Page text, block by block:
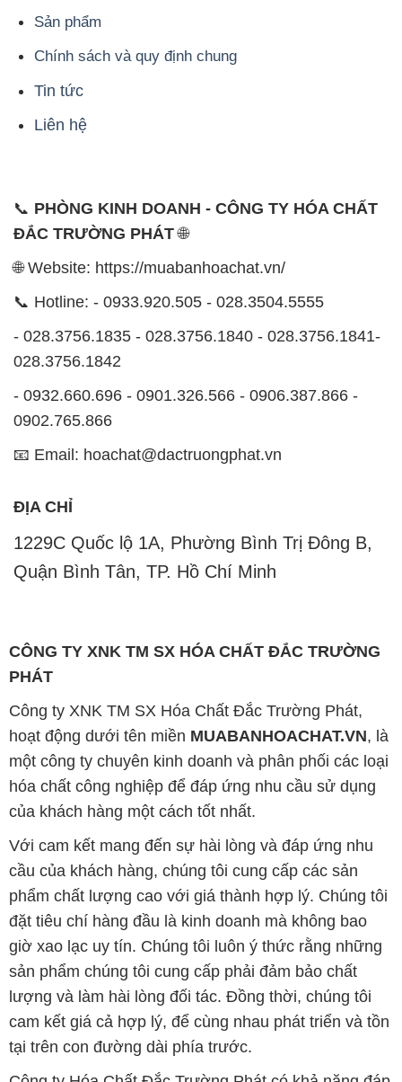
Sản phẩm
Chính sách và quy định chung
Tin tức
Liên hệ
📞 PHÒNG KINH DOANH - CÔNG TY HÓA CHẤT
ĐẮC TRƯỜNG PHÁT🌐
🌐 Website: https://muabanhoachat.vn/
📞 Hotline: - 0933.920.505 - 028.3504.5555
- 028.3756.1835 - 028.3756.1840 - 028.3756.1841-
028.3756.1842
- 0932.660.696 - 0901.326.566 - 0906.387.866 -
0902.765.866
📧 Email: hoachat@dactruongphat.vn
ĐỊA CHỈ
1229C Quốc lộ 1A, Phường Bình Trị Đông B,
Quận Bình Tân, TP. Hồ Chí Minh
CÔNG TY XNK TM SX HÓA CHẤT ĐẮC TRƯỜNG
PHÁT
Công ty XNK TM SX Hóa Chất Đắc Trường Phát,
hoạt động dưới tên miền MUABANHOACHAT.VN, là
một công ty chuyên kinh doanh và phân phối các loại
hóa chất công nghiệp để đáp ứng nhu cầu sử dụng
của khách hàng một cách tốt nhất.
Với cam kết mang đến sự hài lòng và đáp ứng nhu
cầu của khách hàng, chúng tôi cung cấp các sản
phẩm chất lượng cao với giá thành hợp lý. Chúng tôi
đặt tiêu chí hàng đầu là kinh doanh mà không bao
giờ xao lạc uy tín. Chúng tôi luôn ý thức rằng những
sản phẩm chúng tôi cung cấp phải đảm bảo chất
lượng và làm hài lòng đối tác. Đồng thời, chúng tôi
cam kết giá cả hợp lý, để cùng nhau phát triển và tồn
tại trên con đường dài phía trước.